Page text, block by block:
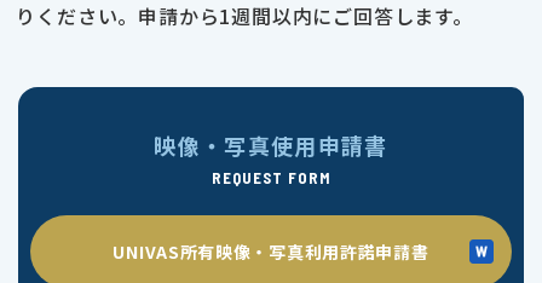
りください。申請から1週間以内にご回答します。
映像・写真使用申請書
REQUEST FORM
UNIVAS所有映像・写真利用許諾申請書